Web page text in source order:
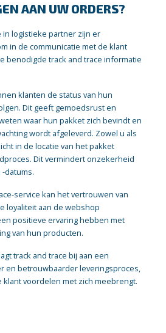
AAN UW ORDERS?
in logistieke partner zijn er
in de communicatie met de klant
benodigde track and trace informatie
klanten de status van hun
Dit geeft gemoedsrust en
waar hun pakket zich bevindt en
wordt afgeleverd. Zowel u als
in de locatie van het pakket
Dit vermindert onzekerheid
datums.
service kan het vertrouwen van
loyaliteit aan de webshop
positieve ervaring hebben met
van hun producten.
track and trace bij aan een
en betrouwbaarder leveringsproces,
klant voordelen met zich meebrengt.